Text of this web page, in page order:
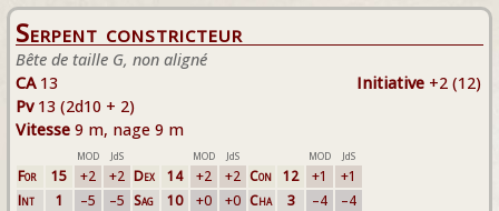
Serpent constricteur
Bête de taille G, non aligné
Initiative +2 (12)
CA13
Pv13 (2d10 + 2)
Vitesse 9 m, nage 9 m
MOD JdS MOD JdS MOD JdS
For 15 +2 +2 Dex 14 +2 +2 Con 12 +1
+1
Int
1 –5 –5 Sag 10 +0 +0 Cha 3 –4 –4